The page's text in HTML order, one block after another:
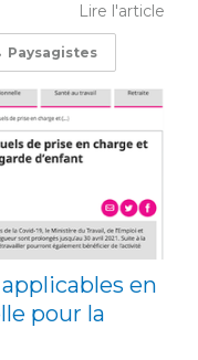
Lire l'article
Paysagistes
en
pour la